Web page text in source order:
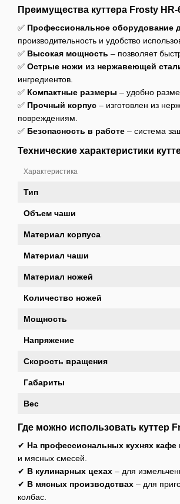
Преимущества куттера Frosty HR-
✅ Профессиональное оборудование
производительность и удобство
✅ Высокая мощность – позволяет
✅ Острые ножи из нержавеющей
ингредиентов.
✅ Компактные размеры – удобно
✅ Прочный корпус – изготовлен из
повреждениям.
✅ Безопасность в работе – система
Технические характеристики
Характеристика
Тип
Объем чаши
Материал корпуса
Материал чаши
Материал ножей
Количество ножей
Мощность
Напряжение
Скорость вращения
Габариты
Вес
Где можно использовать куттер
✔ На профессиональных кухнях кафе
и мясных смесей.
✔ В кулинарных цехах – для
✔ В мясных производствах – для
колбас.